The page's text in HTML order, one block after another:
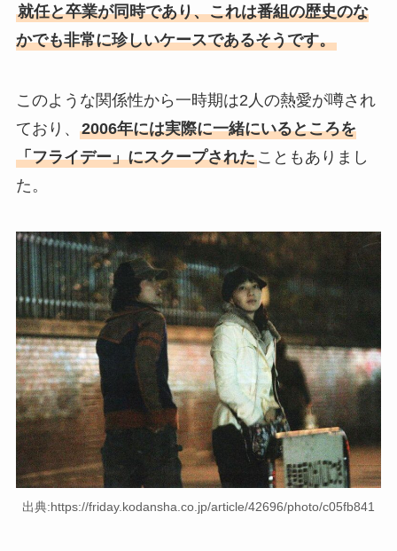
就任と卒業が同時であり、これは番組の歴史のな
かでも非常に珍しいケースであるそうです。
このような関係性から一時期は2人の熱愛が噂され
ており、 2006年には実際に一緒にいるところを
「フライデー」にスクープされたこともありまし
た。
出典:https://friday.kodansha.co.jp/article/42696/photo/c05fb841